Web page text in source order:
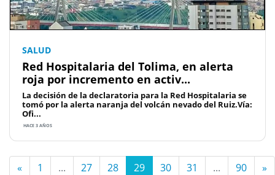
SALUD
Red Hospitalaria del Tolima, en alerta
roja por incremento en activ...
La decisión de la declaratoria para la Red Hospitalaria se
tomó por la alerta naranja del volcán nevado del Ruiz.Vía:
Ofi...
HACE 3 AÑOS
« 1 ... 27 28 29 30 31 ... 90 »